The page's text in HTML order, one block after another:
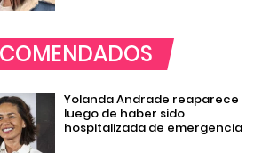
Yolanda Andrade reaparece
luego de haber sido
hospitalizada de emergencia